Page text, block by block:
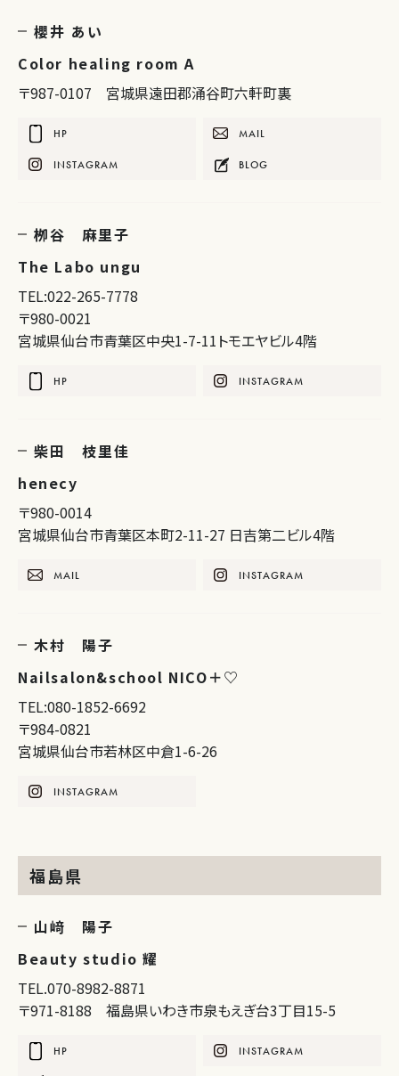
櫻井 あい
Color healing room A
〒987-0107 宮城県遠田郡涌谷町六軒町裏
HP MAIL
INSTAGRAM BLOG
栁谷 麻里子
The Labo ungu
TEL:022-265-7778
〒980-0021
宮城県仙台市青葉区中央1-7-11トモエヤビル4階
HP INSTAGRAM
柴田 枝里佳
henecy
〒980-0014
宮城県仙台市青葉区本町2-11-27 日吉第二ビル4階
MAIL INSTAGRAM
木村 陽子
Nailsalon&school NICO＋♡
TEL:080-1852-6692
〒984-0821
宮城県仙台市若林区中倉1-6-26
INSTAGRAM
福島県
山﨑 陽子
Beauty studio 耀
TEL.070-8982-8871
〒971-8188 福島県いわき市泉もえぎ台3丁目15-5
HP INSTAGRAM